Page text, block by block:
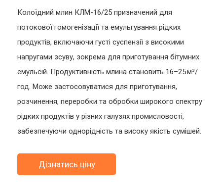
Колоїдний млин КЛМ-16/25 призначений для
потокової гомогенізації та емульгування рідких
продуктів, включаючи густі суспензії з високими
напругами зсуву, зокрема для приготування бітумних
емульсій. Продуктивність млина становить 16–25 м³/
год. Може застосовуватися для приготування,
розчинення, переробки та обробки широкого спектру
рідких продуктів у різних галузях промисловості,
забезпечуючи однорідність та високу якість сумішей.
Дізнатись ціну